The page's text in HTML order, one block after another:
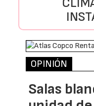
OPINIÓN
Salas